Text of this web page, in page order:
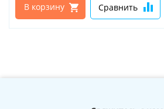
В корзину Сравнить